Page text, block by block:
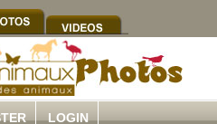
LOGIN